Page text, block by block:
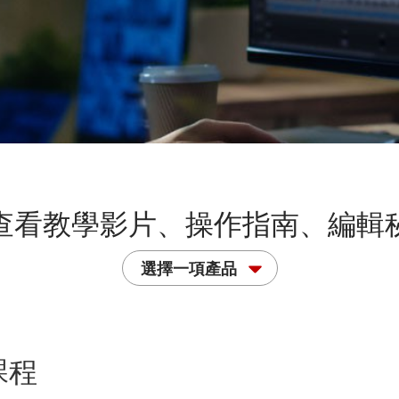
看教學影片、操作指南、編輯
選擇一項產品